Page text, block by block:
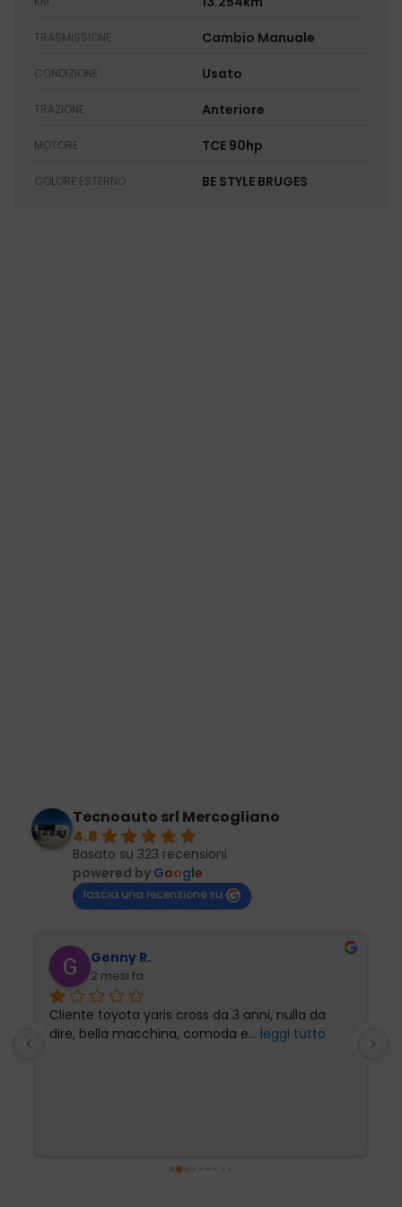
TRASMISSIONE Cambio Manuale
CONDIZIONE Usato
TRAZIONE Anteriore
MOTORE TCE 90hp
COLORE ESTERNO BE STYLE BRUGES
Tecnoauto srl Mercogliano
4.8
Basato su 323 recensioni
powered by Google
lascia una recensione su
Genny R.
2 mesi fa
Cliente toyota yaris cross da 3 anni, nulla da
dire, bella macchina, comoda e... leggi tutto